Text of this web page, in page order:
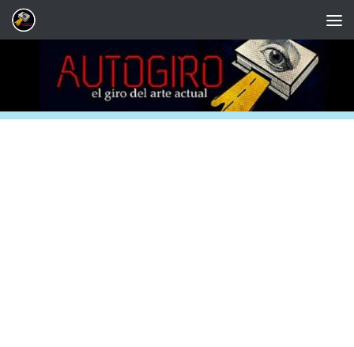
Saltar al contenido